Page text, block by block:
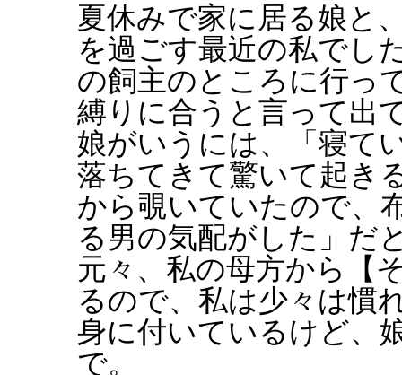
夏休みで家に居る娘と
を過ごす最近の私でし
の飼主のところに行っ
縛りに合うと言って出
娘がいうには、「寝て
落ちてきて驚いて起き
から覗いていたので、
る男の気配がした」だ
元々、私の母方から【
るので、私は少々は慣
身に付いているけど、
で。